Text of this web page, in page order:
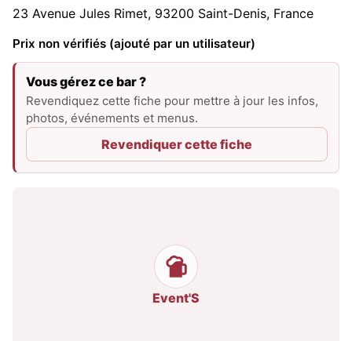
23 Avenue Jules Rimet, 93200 Saint-Denis, France
Prix non vérifiés (ajouté par un utilisateur)
Vous gérez ce bar ?
Revendiquez cette fiche pour mettre à jour les infos,
photos, événements et menus.
Revendiquer cette fiche
Event'S